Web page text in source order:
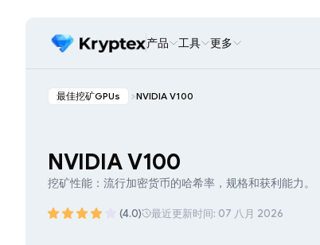
产品 工具 更多
最佳挖矿GPUs NVIDIA V100
NVIDIA V100
挖矿性能：流行加密货币的哈希率，规格和获利能力。
(4.0) 最近更新时间: 07 八月 2026